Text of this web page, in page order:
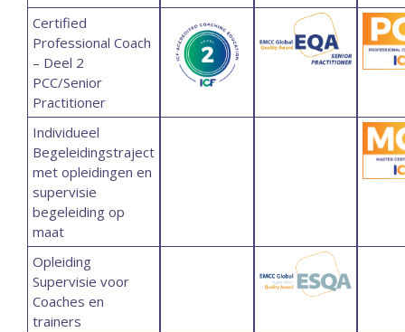
Certified
Professional Coach
– Deel 2
PCC/Senior
Practitioner
Individueel
Begeleidingstraject
met opleidingen en
supervisie
begeleiding op
maat
Opleiding
Supervisie voor
Coaches en
trainers